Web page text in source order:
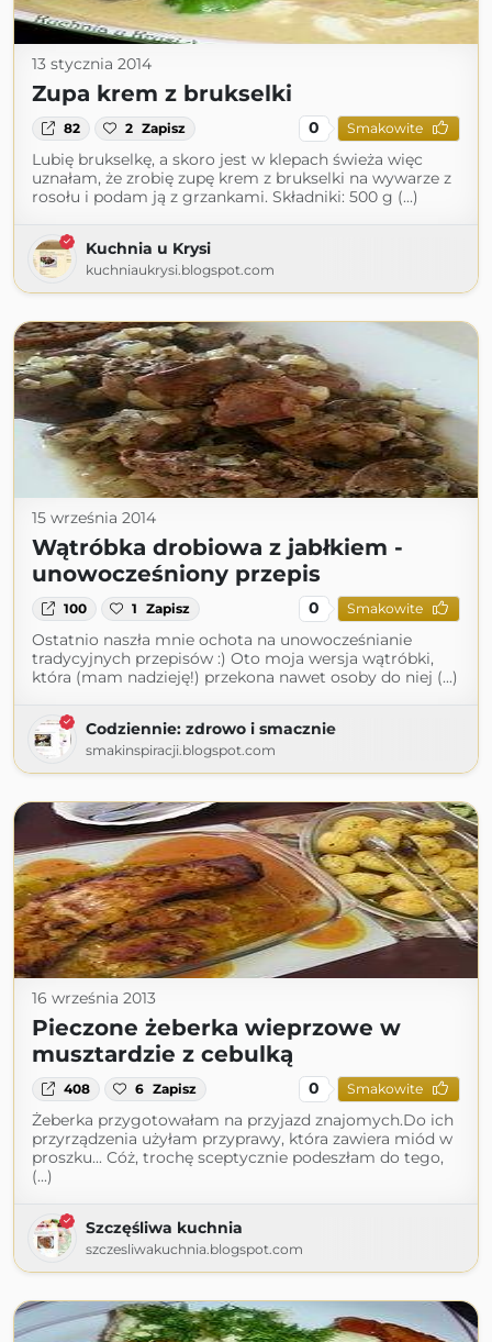
13 stycznia 2014
Zupa krem z brukselki
82 2 Zapisz 0 Smakowite
Lubię brukselkę, a skoro jest w klepach świeża więc
uznałam, że zrobię zupę krem z brukselki na wywarze z
rosołu i podam ją z grzankami. Składniki: 500 g (...)
Kuchnia u Krysi
kuchniaukrysi.blogspot.com
15 września 2014
Wątróbka drobiowa z jabłkiem -
unowocześniony przepis
100 1 Zapisz 0 Smakowite
Ostatnio naszła mnie ochota na unowocześnianie
tradycyjnych przepisów :) Oto moja wersja wątróbki,
która (mam nadzieję!) przekona nawet osoby do niej (...)
Codziennie: zdrowo i smacznie
smakinspiracji.blogspot.com
16 września 2013
Pieczone żeberka wieprzowe w
musztardzie z cebulką
408 6 Zapisz 0 Smakowite
Żeberka przygotowałam na przyjazd znajomych.Do ich
przyrządzenia użyłam przyprawy, która zawiera miód w
proszku... Cóż, trochę sceptycznie podeszłam do tego,
(...)
Szczęśliwa kuchnia
szczesliwakuchnia.blogspot.com